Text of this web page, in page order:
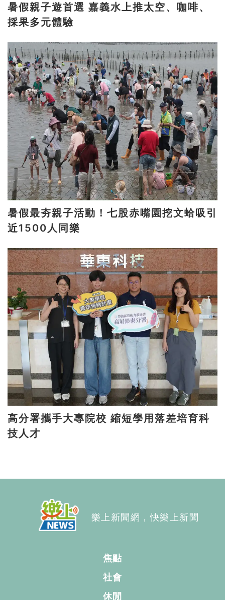
暑假親子遊首選 嘉義水上推太空、咖啡、
採果多元體驗
暑假最夯親子活動！七股赤嘴園挖文蛤吸引
近1500人同樂
高分署攜手大專院校 縮短學用落差培育科
技人才
樂上新聞網，快樂上新聞
焦點
社會
休閒